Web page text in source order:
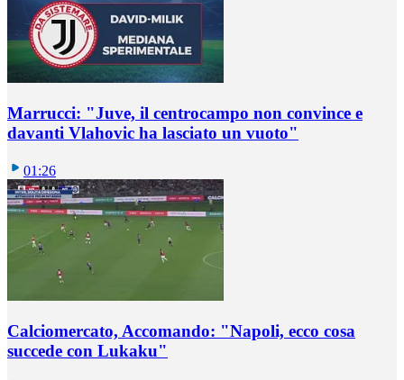
Marrucci: "Juve, il centrocampo non convince e
davanti Vlahovic ha lasciato un vuoto"
01:26
Calciomercato, Accomando: "Napoli, ecco cosa
succede con Lukaku"